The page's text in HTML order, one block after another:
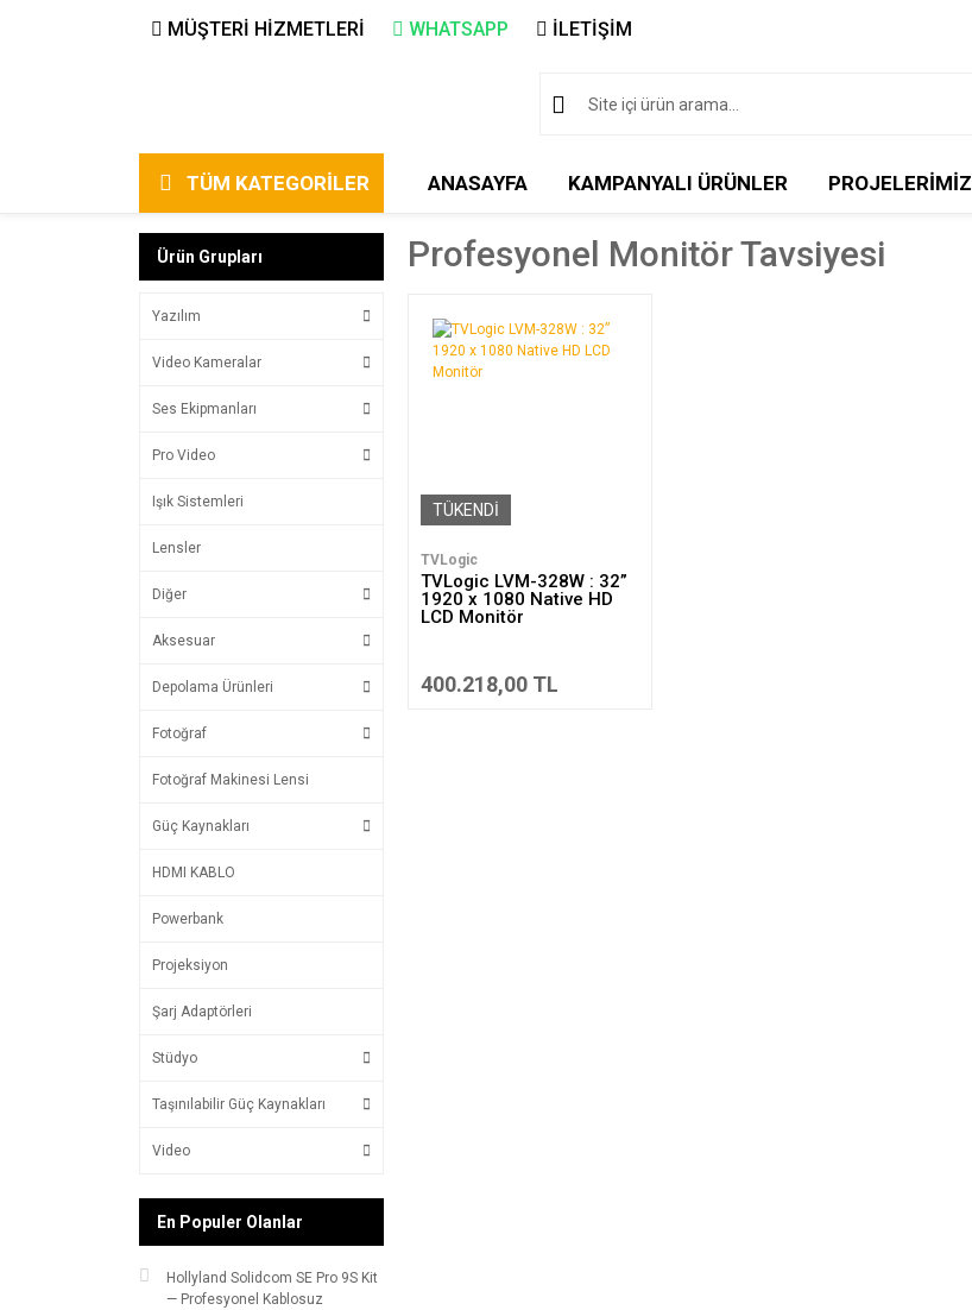
MÜŞTERİ HİZMETLERİ WHATSAPP İLETİŞİM
TÜM KATEGORİLER ANASAYFA KAMPANYALI ÜRÜNLER PROJELERİMİZ
Ürün Grupları
Yazılım
Video Kameralar
Ses Ekipmanları
Pro Video
Işık Sistemleri
Lensler
Diğer
Aksesuar
Depolama Ürünleri
Fotoğraf
Fotoğraf Makinesi Lensi
Güç Kaynakları
HDMI KABLO
Powerbank
Projeksiyon
Şarj Adaptörleri
Stüdyo
Taşınılabilir Güç Kaynakları
Video
En Populer Olanlar
Hollyland Solidcom SE Pro 9S Kit
— Profesyonel Kablosuz
Profesyonel Monitör Tavsiyesi
TÜKENDİ
TVLogic
TVLogic LVM-328W : 32”
1920 x 1080 Native HD
LCD Monitör
400.218,00 TL